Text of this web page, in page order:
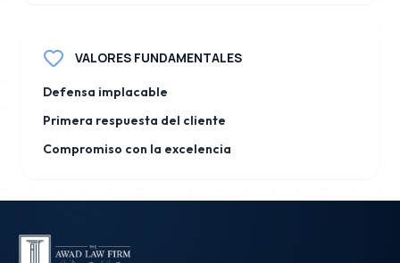
VALORES FUNDAMENTALES
Defensa implacable
Primera respuesta del cliente
Compromiso con la excelencia